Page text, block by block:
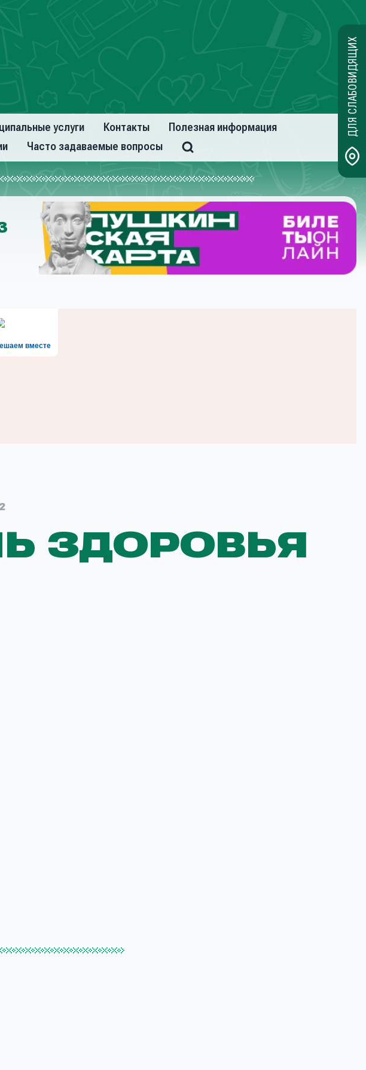
услуги Контакты
Полезная информация
Часто задаваемые вопросы
вместе
ЗДОРОВЬЯ
ДЛЯ СЛАБОВИДЯЩИХ